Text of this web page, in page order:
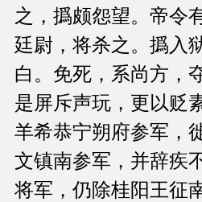
之，撝颇怨望。帝令
廷尉，将杀之。撝入
白。免死，系尚方，
是屏斥声玩，更以贬
羊希恭宁朔府参军，
文镇南参军，并辞疾
将军，仍除桂阳王征